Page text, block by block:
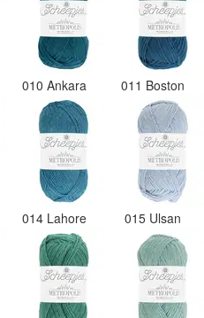
010 Ankara 011 Boston
014 Lahore 015 Ulsan